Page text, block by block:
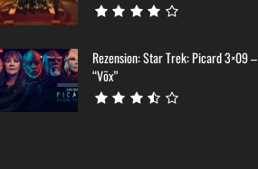
Rezension: Star Trek: Picard 3×09 –
“Võx”